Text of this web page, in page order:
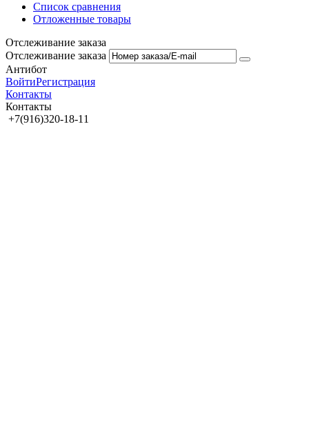
Список сравнения
Отложенные товары
Отслеживание заказа
Отслеживание заказа
Антибот
ВойтиРегистрация
Контакты
Контакты
+7(916)320-18-11